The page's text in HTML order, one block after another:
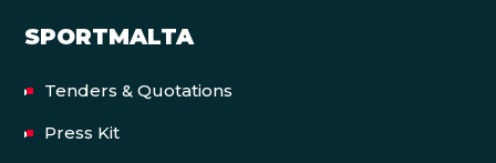
SPORTMALTA
Tenders & Quotations
Press Kit